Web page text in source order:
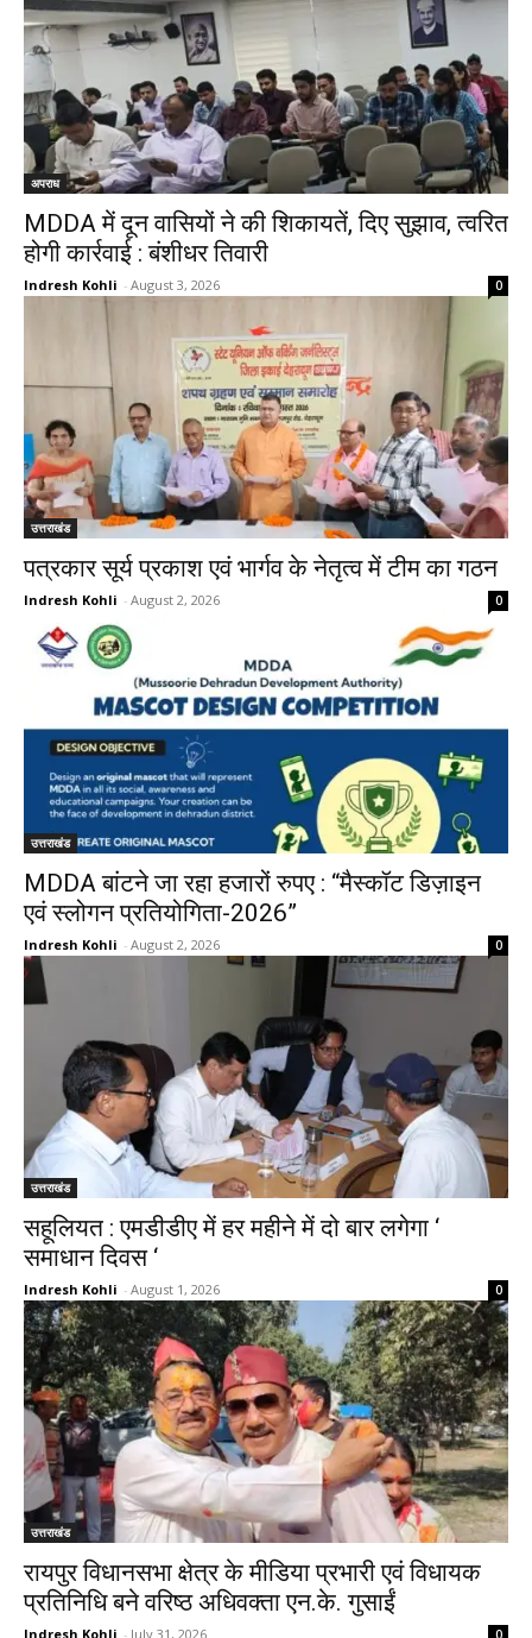
अपराध
MDDA में दून वासियों ने की शिकायतें, दिए सुझाव, त्वरित
होगी कार्रवाई : बंशीधर तिवारी
Indresh Kohli - August 3, 2026 0
उत्तराखंड
पत्रकार सूर्य प्रकाश एवं भार्गव के नेतृत्व में टीम का गठन
Indresh Kohli - August 2, 2026 0
उत्तराखंड
MDDA बांटने जा रहा हजारों रुपए : “मैस्कॉट डिज़ाइन
एवं स्लोगन प्रतियोगिता-2026”
Indresh Kohli - August 2, 2026 0
उत्तराखंड
सहूलियत : एमडीडीए में हर महीने में दो बार लगेगा ‘
समाधान दिवस ‘
Indresh Kohli - August 1, 2026 0
उत्तराखंड
रायपुर विधानसभा क्षेत्र के मीडिया प्रभारी एवं विधायक
प्रतिनिधि बने वरिष्ठ अधिवक्ता एन.के. गुसाईं
Indresh Kohli - July 31, 2026 0